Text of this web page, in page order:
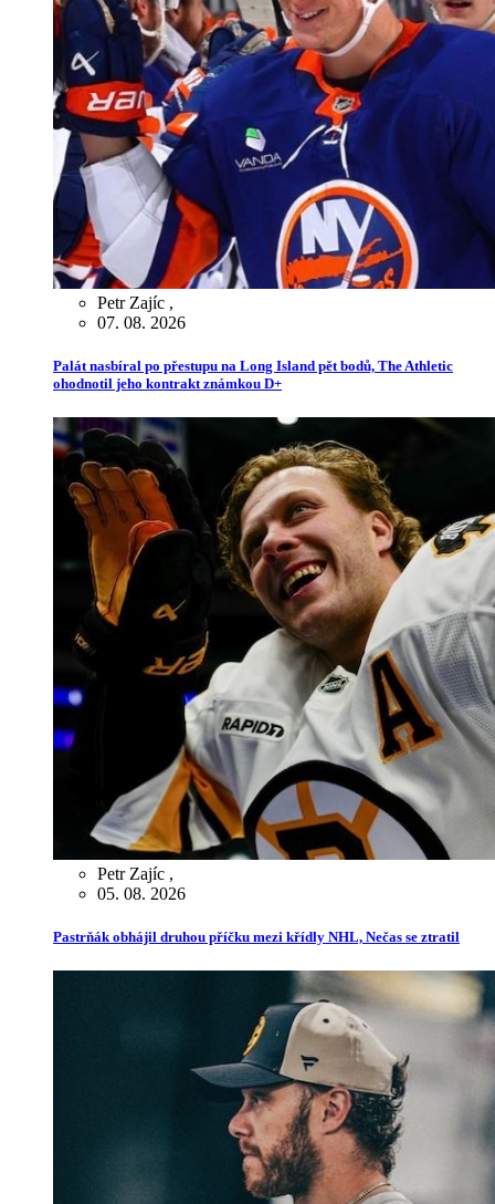
Petr Zajíc ,
07. 08. 2026
Palát nasbíral po přestupu na Long Island pět bodů, The Athletic
ohodnotil jeho kontrakt známkou D+
Petr Zajíc ,
05. 08. 2026
Pastrňák obhájil druhou příčku mezi křídly NHL, Nečas se ztratil